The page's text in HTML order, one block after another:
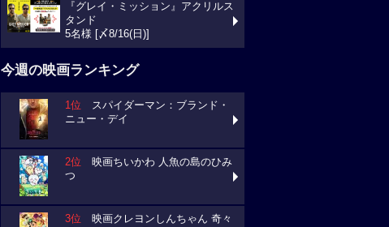
『グレイ・ミッション』アクリルス
タンド
5名様 [〆8/16(日)]
今週の映画ランキング
1位 スパイダーマン：ブランド・
ニュー・デイ
2位 映画ちいかわ 人魚の島のひみ
つ
3位 映画クレヨンしんちゃん 奇々